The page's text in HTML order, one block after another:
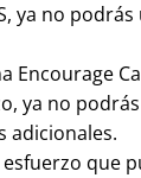
ya no
Encourage
ya no podrás
adicionales.
que